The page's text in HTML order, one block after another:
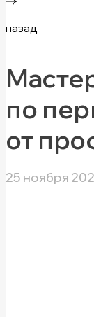
назад
по
от
25 ноября